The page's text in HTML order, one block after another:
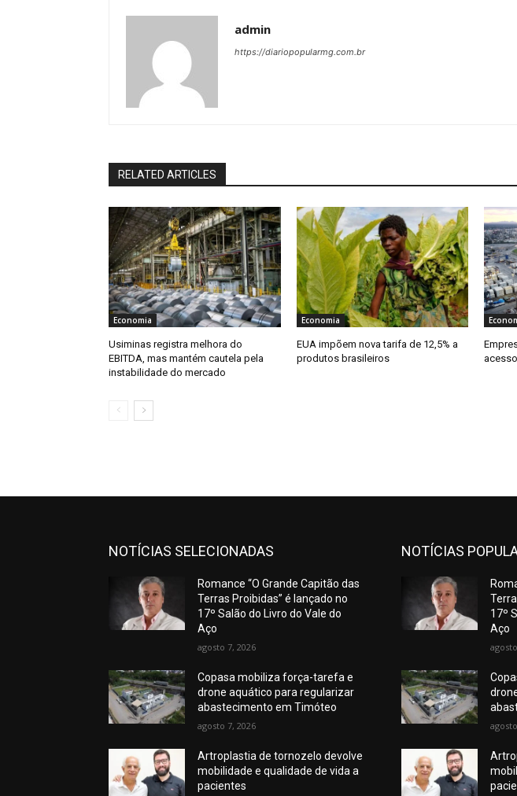
admin
https://diariopopularmg.com.br
RELATED ARTICLES
Economia
Usiminas registra melhora do
EBITDA, mas mantém cautela pela
instabilidade do mercado
Economia
EUA impõem nova tarifa de 12,5% a
produtos brasileiros
NOTÍCIAS SELECIONADAS
Romance “O Grande Capitão das
Terras Proibidas” é lançado no
17º Salão do Livro do Vale do
Aço
agosto 7, 2026
Copasa mobiliza força-tarefa e
drone aquático para regularizar
abastecimento em Timóteo
agosto 7, 2026
Artroplastia de tornozelo devolve
mobilidade e qualidade de vida a
pacientes
NOTÍCIAS
17º
Aço